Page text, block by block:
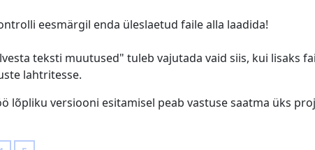
eesmärgil enda üleslaetud faile alla laadida!
teksti muutused" tuleb vajutada vaid siis, kui lisaks
lahtritesse.
lõpliku versiooni esitamisel peab vastuse saatma üks